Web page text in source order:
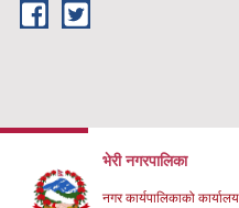
Skip to main content
भेरी नगरपालिका
नगर कार्यपालिकाको